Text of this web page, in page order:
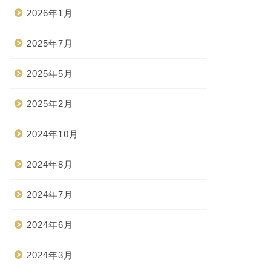
2026年1月
2025年7月
2025年5月
2025年2月
2024年10月
2024年8月
2024年7月
2024年6月
2024年3月